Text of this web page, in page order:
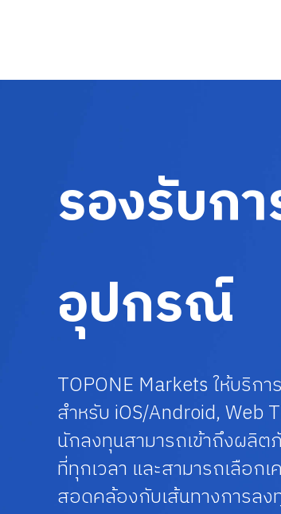
รองรับก
อุปกรณ์
TOPONE Markets ให้บริก
สำหรับ iOS/Android, Web
นักลงทุนสามารถเข้าถึงผลิ
ที่ทุกเวลา และสามารถเลือก
สอดคล้องกับเส้นทางการลง